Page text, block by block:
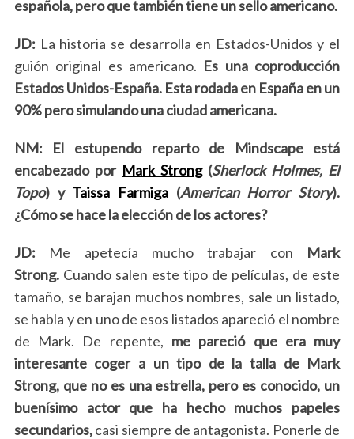
española, pero que también tiene un sello americano.
JD: La historia se desarrolla en Estados-Unidos y el
guión original es americano. Es una coproducción
Estados Unidos-España. Esta rodada en España en un
90% pero simulando una ciudad americana.
NM: El estupendo reparto de Mindscape está
encabezado por Mark Strong(Sherlock Holmes, El
Topo) y Taissa Farmiga (American Horror Story).
¿Cómo se hace la elección de los actores?
JD: Me apetecía mucho trabajar con Mark
Strong. Cuando salen este tipo de películas, de este
tamaño, se barajan muchos nombres, sale un listado,
se habla y en uno de esos listados apareció el nombre
de Mark. De repente, me pareció que era muy
interesante coger a un tipo de la talla de Mark
Strong, que no es una estrella, pero es conocido, un
buenísimo actor que ha hecho muchos papeles
secundarios,casi siempre de antagonista. Ponerle de